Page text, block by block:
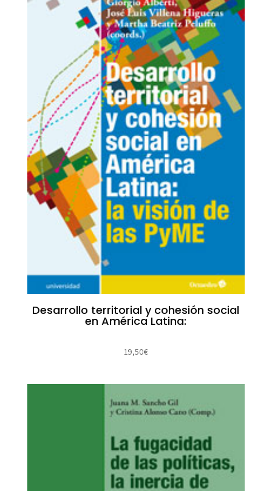
Desarrollo territorial y cohesión social
en América Latina:
19,50€